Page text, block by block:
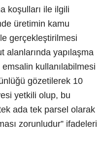
koşulları ile ilgili
üretimin kamu
gerçekleştirilmesi
alanlarında yapılaşma
kullanılabilmesi
gözetilerek 10
yetkili olup, bu
ada tek parsel olarak
zorunludur” ifadeleri